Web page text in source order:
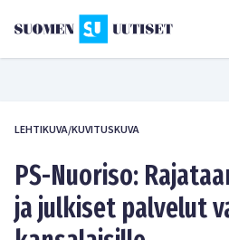
LEHTIKUVA/KUVITUSKUVA
PS-Nuoriso:
ja julkiset palvelut